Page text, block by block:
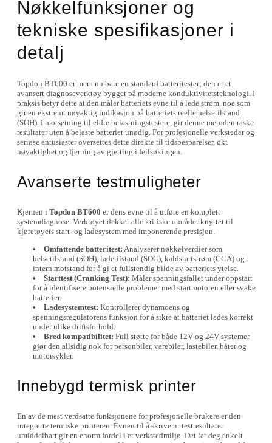
Nøkkelfunksjoner og
tekniske spesifikasjoner i
detalj
Topdon BT600 er mer enn bare en standard batteritester; den er et
avansert diagnoseverktøy bygget på moderne konduktivitetsteknologi. I
praksis betyr dette at den måler batteriets evne til å lede strøm, noe som
gir en ekstremt nøyaktig indikasjon på batteriets reelle helsetilstand
(SOH). I motsetning til eldre belastningstestere, gir denne metoden raske
resultater uten å belaste batteriet unødig. For profesjonelle verksteder og
seriøse entusiaster oversettes dette direkte til tidsbesparelser, økt
nøyaktighet og fjerning av gjetting i feilsøkingen.
Avanserte testmuligheter
Kjernen i Topdon BT600 er dens evne til å utføre en komplett
systemdiagnose. Verktøyet dekker alle kritiske områder knyttet til
kjøretøyets start- og ladesystem med imponerende presisjon.
Omfattende batteritest: Analyserer nøkkelverdier som
helsetilstand (SOH), ladetilstand (SOC), kaldstartstrøm (CCA) og
intern motstand for å gi et fullstendig bilde av batteriets ytelse.
Starttest (Cranking Test): Måler spenningsfallet under oppstart
for å identifisere potensielle problemer med startmotoren eller svake
batterier.
Ladesystemtest: Kontrollerer dynamoens og
spenningsregulatorens funksjon for å sikre at batteriet lades korrekt
under ulike driftsforhold.
Bred kompatibilitet: Full støtte for både 12V og 24V systemer
gjør den allsidig nok for personbiler, varebiler, lastebiler, båter og
motorsykler.
Innebygd termisk printer
En av de mest verdsatte funksjonene for profesjonelle brukere er den
integrerte termiske printeren. Evnen til å skrive ut testresultater
umiddelbart gir en enorm fordel i et verkstedmiljø. Det lar deg enkelt